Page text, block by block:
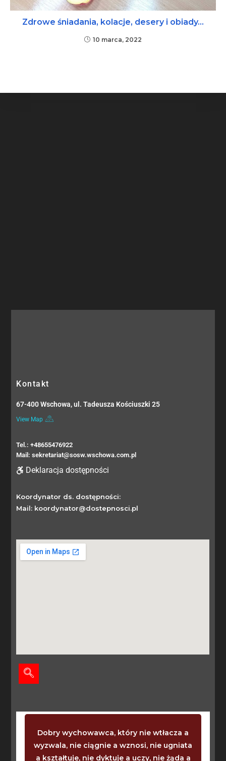
Zdrowe śniadania, kolacje, desery i obiady…
10 marca, 2022
Kontakt
67-400 Wschowa, ul. Tadeusza Kościuszki 25
View Map
Tel.: +48655476922
Mail: sekretariat@sosw.wschowa.com.pl
Deklaracja dostępności
Koordynator ds. dostępności:
Mail: koordynator@dostepnosci.pl
Dobry wychowawca, który nie wtłacza a
wyzwala, nie ciągnie a wznosi, nie ugniata
a kształtuje, nie dyktuje a uczy, nie żąda a